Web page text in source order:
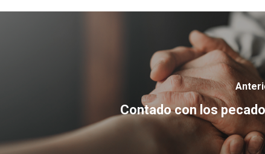
Contado con los